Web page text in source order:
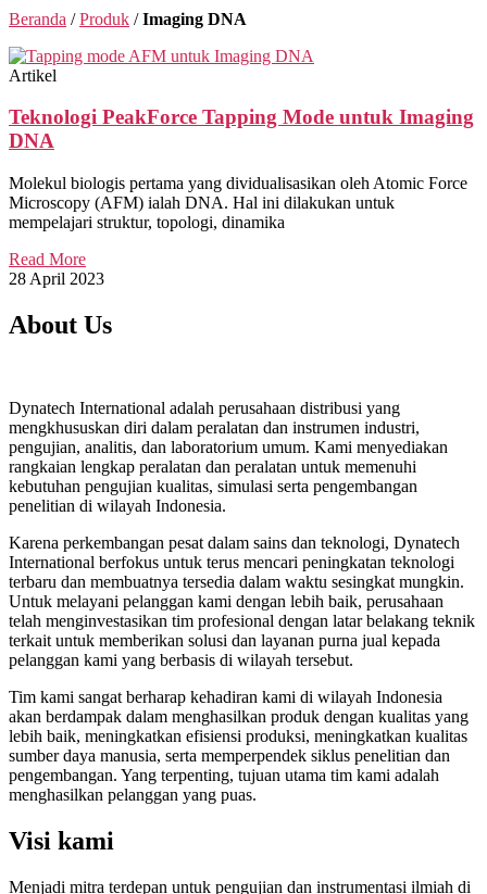
Beranda /Produk /Imaging DNA
Artikel
Teknologi PeakForce Tapping Mode untuk Imaging
DNA
Molekul biologis pertama yang dividualisasikan oleh Atomic Force
Microscopy (AFM) ialah DNA. Hal ini dilakukan untuk
mempelajari struktur, topologi, dinamika
Read More
28 April 2023
About Us
Dynatech International adalah perusahaan distribusi yang
mengkhususkan diri dalam peralatan dan instrumen industri,
pengujian, analitis, dan laboratorium umum. Kami menyediakan
rangkaian lengkap peralatan dan peralatan untuk memenuhi
kebutuhan pengujian kualitas, simulasi serta pengembangan
penelitian di wilayah Indonesia.
Karena perkembangan pesat dalam sains dan teknologi, Dynatech
International berfokus untuk terus mencari peningkatan teknologi
terbaru dan membuatnya tersedia dalam waktu sesingkat mungkin.
Untuk melayani pelanggan kami dengan lebih baik, perusahaan
telah menginvestasikan tim profesional dengan latar belakang teknik
terkait untuk memberikan solusi dan layanan purna jual kepada
pelanggan kami yang berbasis di wilayah tersebut.
Tim kami sangat berharap kehadiran kami di wilayah Indonesia
akan berdampak dalam menghasilkan produk dengan kualitas yang
lebih baik, meningkatkan efisiensi produksi, meningkatkan kualitas
sumber daya manusia, serta memperpendek siklus penelitian dan
pengembangan. Yang terpenting, tujuan utama tim kami adalah
menghasilkan pelanggan yang puas.
Visi kami
Menjadi mitra terdepan untuk pengujian dan instrumentasi ilmiah di